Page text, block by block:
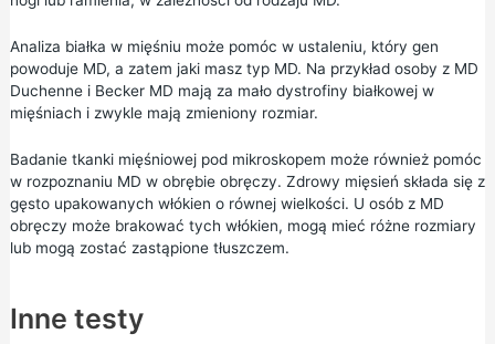
Analiza białka w mięśniu może pomóc w ustaleniu, który gen
powoduje MD, a zatem jaki masz typ MD. Na przykład osoby z MD
Duchenne i Becker MD mają za mało dystrofiny białkowej w
mięśniach i zwykle mają zmieniony rozmiar.
Badanie tkanki mięśniowej pod mikroskopem może również pomóc
w rozpoznaniu MD w obrębie obręczy. Zdrowy mięsień składa się z
gęsto upakowanych włókien o równej wielkości. U osób z MD
obręczy może brakować tych włókien, mogą mieć różne rozmiary
lub mogą zostać zastąpione tłuszczem.
Inne testy